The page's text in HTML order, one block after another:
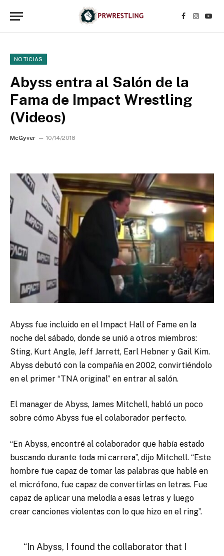
Facebook
NOTICIAS
Abyss entra al Salón de la
Fama de Impact Wrestling
(Videos)
McGyver 10/14/2018
Abyss fue incluido en el Impact Hall of Fame en la
noche del sábado, donde se unió a otros miembros:
Sting, Kurt Angle, Jeff Jarrett, Earl Hebner y Gail Kim.
Abyss debutó con la compañía en 2002, convirtiéndolo
en el primer “TNA original” en entrar al salón.
El manager de Abyss, James Mitchell, habló un poco
sobre cómo Abyss fue el colaborador perfecto.
“En Abyss, encontré al colaborador que había estado
buscando durante toda mi carrera”, dijo Mitchell. “Este
hombre fue capaz de tomar las palabras que hablé en
el micrófono, fue capaz de convertirlas en letras. Fue
capaz de aplicar una melodía a esas letras y luego
crear canciones violentas con lo que hizo en el ring”.
“In Abyss, I found the collaborator that I